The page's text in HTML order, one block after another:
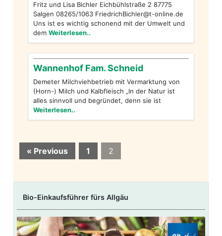
Fritz und Lisa Bichler Eichbühlstraße 2 87775
Salgen 08265/1063 FriedrichBichler@t-online.de
Uns ist es wichtig schonend mit der Umwelt und
dem Weiterlesen..
Wannenhof Fam. Schneid
Demeter Milchviehbetrieb mit Vermarktung von
(Horn-) Milch und Kalbfleisch „In der Natur ist
alles sinnvoll und begründet, denn sie ist
Weiterlesen..
« Previous 1 2
Bio-Einkaufsführer fürs Allgäu